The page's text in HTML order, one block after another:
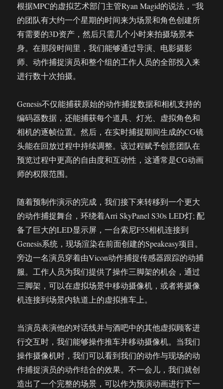
根据MPC的虚拟艺术部门主管Ryan Magid的说法，“我
的团队有大约一个星期的时间来为场景和角色创建所
有需要的3D资产，然后只需几个小时来拍摄场景本
身。在那段时间里，我们能够通过导演、电影摄影
师、动作捕捉演员和整个组的工作人员的全部投入来
进行数十次拍摄。
Genesis不仅能捕获原始的动作捕捉数据和相机支持的
编码器数据，还能捕获每个道具、灯光、虚拟角色和
相机的逐帧位置。然后，在实时捕捉期间生成的CG镜
头能在回放过程中持续调整。该过程赋予创意团队在
预览过程中更高的自由度和互动性，这通常是CG动画
师的权限范围。
随着预制作演示的完成，我们接下来转移到一个更大
的动作捕捉舞台，环绕着Arri SkyPanel S30s LED灯; 配
备了巨大的LED显示屏，一台索尼F55相机连接到
Genesis系统，现场渲染在前面创建的Speakeasy项目。
旁边一名演员穿着由Vicon动作捕捉传感器跟踪的动捕
服。工作人员为我们提供了操作三脚架的机会，通过
三脚架，可以在虚拟场景中移动摄像机，或者将摄像
机连接到场景内轨道上的虚拟推车上。
当演员表演他的对话线并与酒吧中的其他虚拟顾客进
行交互时，我们能够操作推车并移动摄像机。当我们
操作摄像机时，我们可以看到我们的动作与现场的动
作捕捉演员的动作结合的效果。不一会儿，我们就创
造出了一个完整的场景，可以作为预演动画进行下一